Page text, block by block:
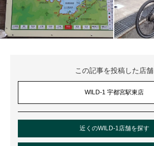
この記事を投稿した店舗
WILD-1 宇都宮駅東店
近くのWILD-1店舗を探す